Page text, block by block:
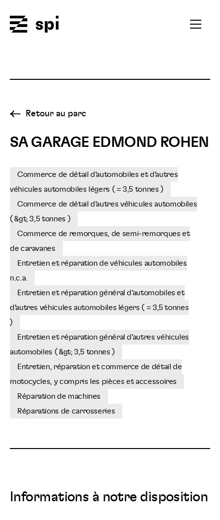
Ouvrir
Retour au parc
SA GARAGE EDMOND ROHEN
Commerce de détail d'automobiles et d'autres
véhicules automobiles légers ( = 3,5 tonnes )
Commerce de détail d'autres véhicules automobiles
( &gt; 3,5 tonnes )
Commerce de remorques, de semi-remorques et
de caravanes
Entretien et réparation de véhicules automobiles
n.c.a.
Entretien et réparation général d'automobiles et
d'autres véhicules automobiles légers ( = 3,5 tonnes
)
Entretien et réparation général d'autres véhicules
automobiles ( &gt; 3,5 tonnes )
Entretien, réparation et commerce de détail de
motocycles, y compris les pièces et accessoires
Réparation de machines
Réparations de carrosseries
Informations à notre disposition